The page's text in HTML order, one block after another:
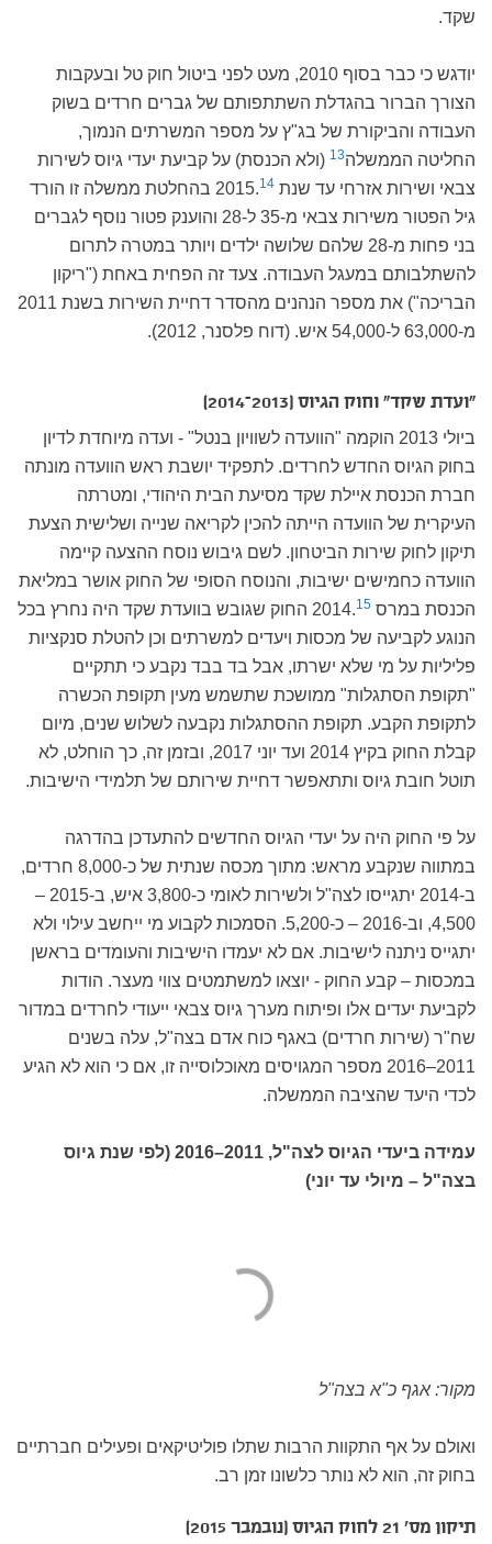
שקד.
יודגש כי כבר בסוף 2010, מעט לפני ביטול חוק טל ובעקבות
הצורך הברור בהגדלת השתתפותם של גברים חרדים בשוק
העבודה והביקורת של בג"ץ על מספר המשרתים הנמוך,
החליטה הממשלה13 (ולא הכנסת) על קביעת יעדי גיוס לשירות
צבאי ושירות אזרחי עד שנת 2015. 14
בהחלטת ממשלה זו הורד
גיל הפטור משירות צבאי מ-35 ל-28 והוענק פטור נוסף לגברים
בני פחות מ-28 שלהם שלושה ילדים ויותר במטרה לתרום
להשתלבותם במעגל העבודה. צעד זה הפחית באחת ("ריקון
הבריכה") את מספר הנהנים מהסדר דחיית השירות בשנת 2011
מ-63,000 ל-54,000 איש. (דוח פלסנר, 2012).
"ועדת שקד" וחוק הגיוס (2013–2014)
ביולי 2013 הוקמה "הוועדה לשוויון בנטל" - ועדה מיוחדת לדיון
בחוק הגיוס החדש לחרדים. לתפקיד יושבת ראש הוועדה מונתה
חברת הכנסת איילת שקד מסיעת הבית היהודי, ומטרתה
העיקרית של הוועדה הייתה להכין לקריאה שנייה ושלישית הצעת
תיקון לחוק שירות הביטחון. לשם גיבוש נוסח ההצעה קיימה
הוועדה כחמישים ישיבות, והנוסח הסופי של החוק אושר במליאת
הכנסת במרס 2014. 15
החוק שגובש בוועדת שקד היה נחרץ בכל
הנוגע לקביעה של מכסות ויעדים למשרתים וכן להטלת סנקציות
פליליות על מי שלא ישרתו, אבל בד בבד נקבע כי תתקיים
"תקופת הסתגלות" ממושכת שתשמש מעין תקופת הכשרה
לתקופת הקבע. תקופת ההסתגלות נקבעה לשלוש שנים, מיום
קבלת החוק בקיץ 2014 ועד יוני 2017, ובזמן זה, כך הוחלט, לא
תוטל חובת גיוס ותתאפשר דחיית שירותם של תלמידי הישיבות.
על פי החוק היה על יעדי הגיוס החדשים להתעדכן בהדרגה
במתווה שנקבע מראש: מתוך מכסה שנתית של כ-8,000 חרדים,
ב-2014 יתגייסו לצה"ל ולשירות לאומי כ-3,800 איש, ב-2015 –
4,500, וב-2016 – כ-5,200. הסמכות לקבוע מי ייחשב עילוי ולא
יתגייס ניתנה לישיבות. אם לא יעמדו הישיבות והעומדים בראשן
במכסות – קבע החוק - יוצאו למשתמטים צווי מעצר. הודות
לקביעת יעדים אלו ופיתוח מערך גיוס צבאי ייעודי לחרדים במדור
שח"ר (שירות חרדים) באגף כוח אדם בצה"ל, עלה בשנים
2011–2016 מספר המגויסים מאוכלוסייה זו, אם כי הוא לא הגיע
לכדי היעד שהציבה הממשלה.
עמידה ביעדי הגיוס לצה"ל, 2011–2016 (לפי שנת גיוס
בצה"ל – מיולי עד יוני)
מקור: אגף כ"א בצה"ל
ואולם על אף התקוות הרבות שתלו פוליטיקאים ופעילים חברתיים
בחוק זה, הוא לא נותר כלשונו זמן רב.
תיקון מס' 21 לחוק הגיוס (נובמבר 2015)